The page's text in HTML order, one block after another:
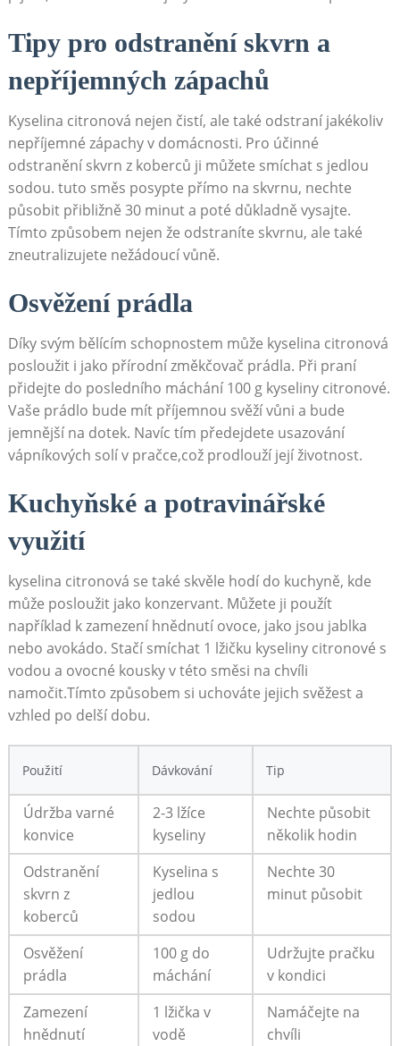
Tipy⁢ pro odstranění skvrn a
nepříjemných zápachů
Kyselina citronová⁣ nejen čistí, ale také odstraní⁣ jakékoliv⁣
nepříjemné ⁤zápachy v domácnosti. Pro účinné
odstranění skvrn z ⁣koberců ji⁢ můžete ‍smíchat s jedlou
sodou. tuto směs posypte přímo na skvrnu, nechte
⁢působit přibližně 30 minut a⁢ poté⁢ důkladně vysajte.
Tímto⁤ způsobem nejen⁢ že⁣ odstraníte skvrnu,‌ ale také
zneutralizujete⁣ nežádoucí vůně.
Osvěžení ‍prádla
Díky svým bělícím ‌schopnostem může kyselina citronová
posloužit i jako přírodní změkčovač prádla. Při praní
přidejte do posledního máchání 100 g ‍kyseliny citronové.
⁤Vaše prádlo bude mít příjemnou svěží vůni ⁢a bude
jemnější⁢ na dotek.⁣ Navíc tím předejdete usazování
vápníkových solí ⁣v pračce,což prodlouží její životnost.
Kuchyňské a potravinářské
využití
kyselina​ citronová se také⁢ skvěle ⁤hodí do ⁢kuchyně, kde
může posloužit jako ⁤konzervant. Můžete ‍ji použít
například k‍ zamezení⁣ hnědnutí ‍ovoce, jako⁤ jsou jablka
nebo avokádo. ⁢Stačí smíchat 1 lžičku kyseliny citronové ⁢s
vodou ⁤a ovocné kousky v této směsi ⁤na chvíli
namočit.Tímto​ způsobem ⁣si uchováte jejich‌ svěžest a​
vzhled po delší dobu.
Použití Dávkování Tip
Údržba varné
konvice
2-3 lžíce
kyseliny
Nechte ‍působit
několik ​hodin
Odstranění
skvrn z
koberců
Kyselina⁤ s
jedlou
sodou
Nechte 30​
minut působit
Osvěžení
prádla
100 g do
máchání
Udržujte pračku
v kondici
Zamezení
hnědnutí
1⁣ lžička‌ v
vodě
Namáčejte na
chvíli